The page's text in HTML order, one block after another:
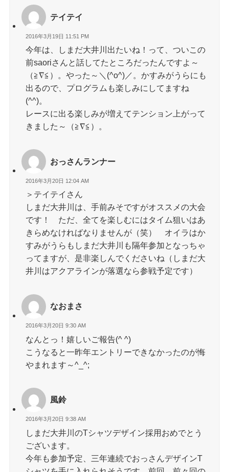
テイテイ
2016年3月19日 11:51 PM
今年は、しまだ大井川出たいね！って、ついこの
前saoriさんと話してたところだったんですよ～
（≧∇≦）。やった～＼(^o^)／。かすみがうらにも
出るので、プログラムも楽しみにしてますね
(^^)。
レースに出る楽しみが増えてテンション上がって
きました～（≧∇≦）。
おっさんランナー
2016年3月20日 12:04 AM
＞テイテイさん
しまだ大井川は、手前みそですがオススメの大会
です！ ただ、全てを楽しむにはタイム狙いはあ
きらめなければなりませんが（笑） オイラはか
すみがうらもしまだ大井川も隔年参加となっちゃ
ってますが、是非楽しんでくださいね（しまだ大
井川はアクアラインが落選なら参戦予定です）
なおまさ
2016年3月20日 9:30 AM
なんとっ！嬉しいご報告(^ ^)
こうなると一昨年エントリーできなかったのが悔
やまれます～^_^;
風鈴
2016年3月20日 9:38 AM
しまだ大井川のTシャツデザイン採用おめでとう
ございます。
今年も参加予定、三年連続でおっさんデザインT